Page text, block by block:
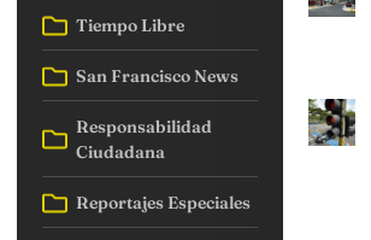
Tiempo Libre
San Francisco News
Responsabilidad
Ciudadana
Reportajes Especiales